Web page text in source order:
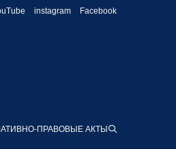
instagram Facebook
ПРАВОВЫЕ АКТЫ